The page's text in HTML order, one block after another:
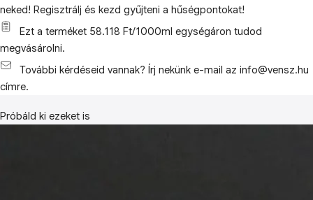
neked! Regisztrálj és kezd gyűjteni a hűségpontokat!
Ezt a terméket 58.118 Ft/1000ml egységáron tudod
megvásárolni.
További kérdéseid vannak? Írj nekünk e-mail az info@vensz.hu
címre.
Próbáld ki ezeket is